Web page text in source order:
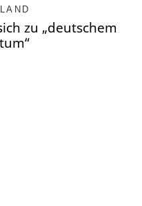
zu „deutschem